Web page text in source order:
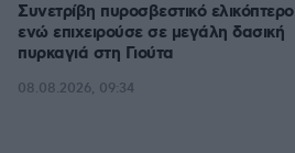
Συνετρίβη πυροσβεστικό ελικόπτερο
ενώ επιχειρούσε σε μεγάλη δασική
πυρκαγιά στη Γιούτα
08.08.2026, 09:34